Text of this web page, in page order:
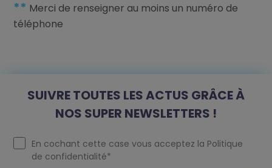
** Merci de renseigner au moins un numéro de
téléphone
SUIVRE TOUTES LES ACTUS GRÂCE À
NOS SUPER NEWSLETTERS !
En cochant cette case vous acceptez la Politique
de confidentialité*